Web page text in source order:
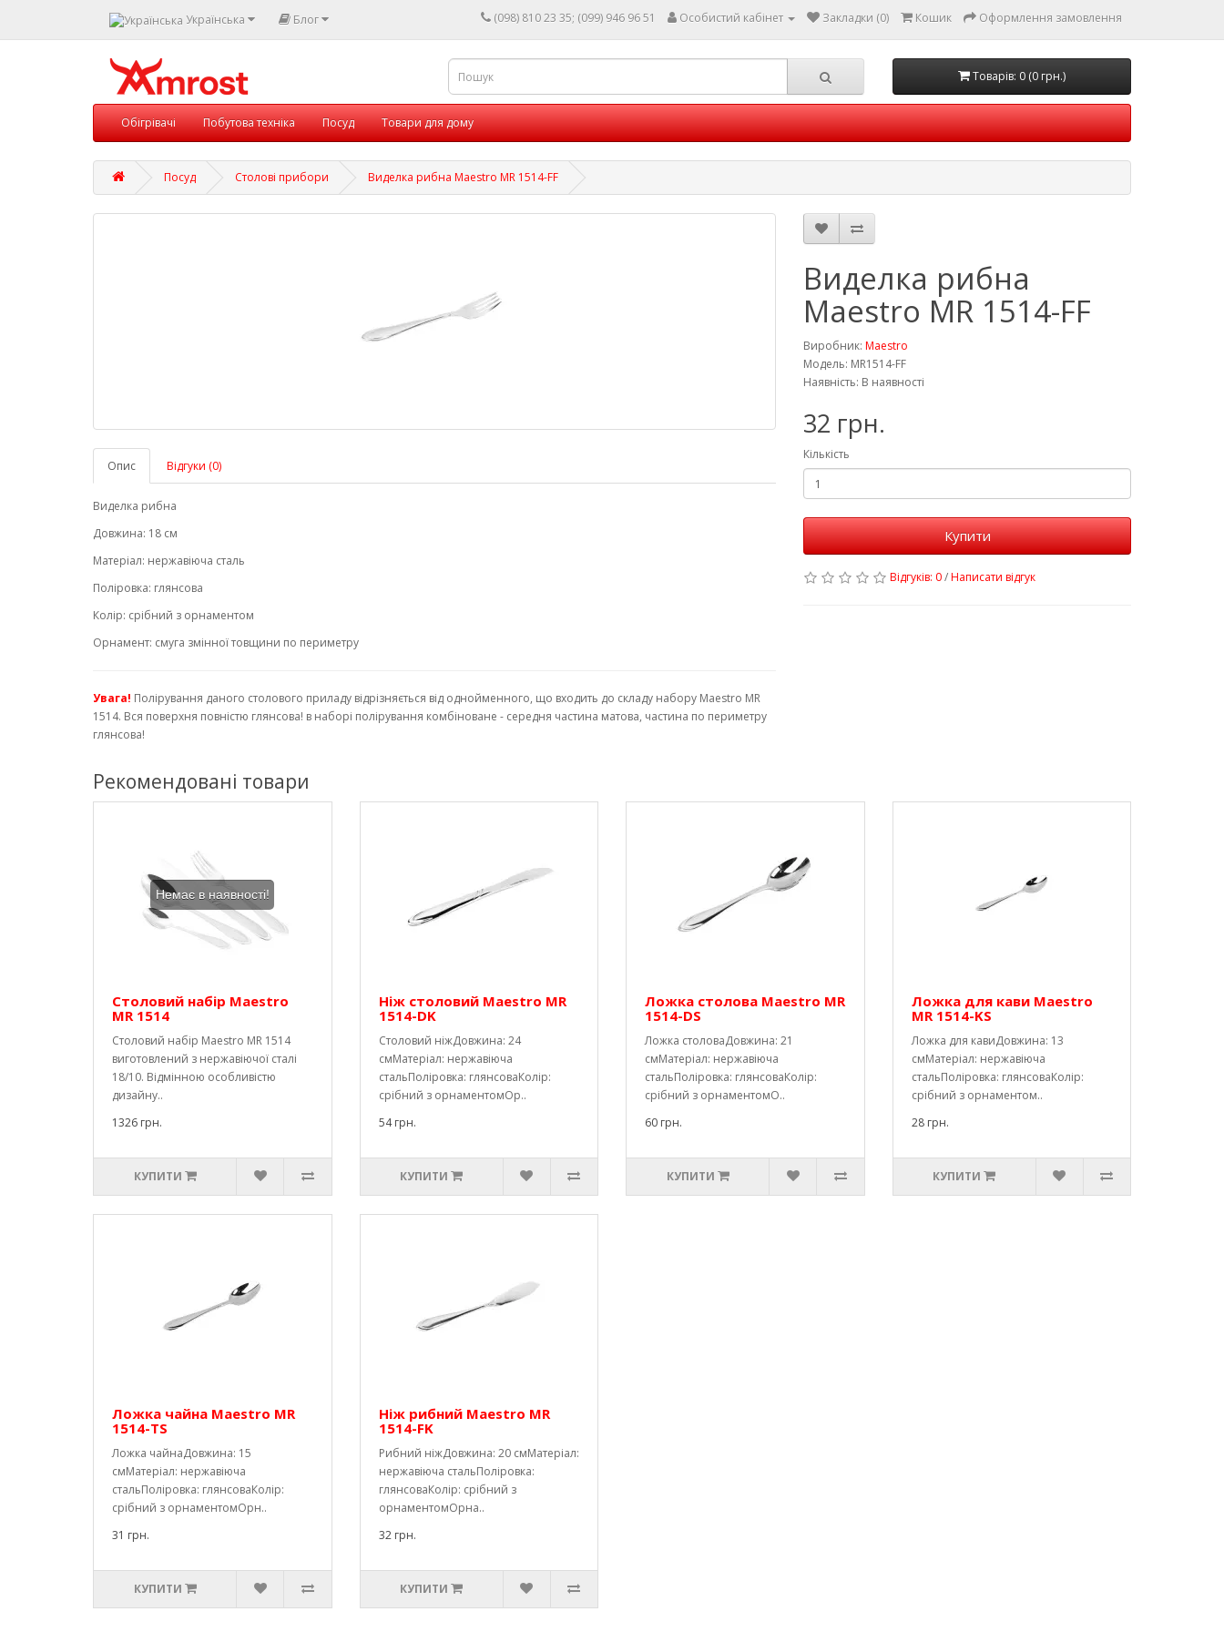
Українська Блог (098) 810 23 35; (099) 946 96 51 Особистий кабінет Закладки (0) Кошик Оформлення замовлення
Товарів: 0 (0 грн.)
Обігрівачі Побутова техніка Посуд Товари для дому
Посуд Столові прибори Виделка рибна Maestro MR 1514-FF
Опис Відгуки (0)
Виделка рибна
Довжина: 18 см
Матеріал: нержавіюча сталь
Поліровка: глянсова
Колір: срібний з орнаментом
Орнамент: смуга змінної товщини по периметру
Увага! Полірування даного столового приладу відрізняється від однойменного, що входить до складу набору Maestro MR
1514. Вся поверхня повністю глянсова! в наборі полірування комбіноване - середня частина матова, частина по периметру
глянсова!
Виделка рибна
Maestro MR 1514-FF
Виробник: Maestro
Модель: MR1514-FF
Наявність: В наявності
32 грн.
Кількість
Купити
Відгуків: 0/Написати відгук
Рекомендовані товари
Немає в наявності!
Столовий набір Maestro
MR 1514
Столовий набір Maestro MR 1514
виготовлений з нержавіючої сталі
18/10. Відмінною особливістю
дизайну..
1326 грн.
КУПИТИ
Ніж столовий Maestro MR
1514-DK
Столовий ніжДовжина: 24
смМатеріал: нержавіюча
стальПоліровка: глянсоваКолір:
срібний з орнаментомОр..
54 грн.
КУПИТИ
Ложка столова Maestro MR
1514-DS
Ложка столоваДовжина: 21
смМатеріал: нержавіюча
стальПоліровка: глянсоваКолір:
срібний з орнаментомО..
60 грн.
КУПИТИ
Ложка для кави Maestro
MR 1514-KS
Ложка для кавиДовжина: 13
смМатеріал: нержавіюча
стальПоліровка: глянсоваКолір:
срібний з орнаментом..
28 грн.
КУПИТИ
Ложка чайна Maestro MR
1514-TS
Ложка чайнаДовжина: 15
смМатеріал: нержавіюча
стальПоліровка: глянсоваКолір:
срібний з орнаментомОрн..
31 грн.
КУПИТИ
Ніж рибний Maestro MR
1514-FK
Рибний ніжДовжина: 20 смМатеріал:
нержавіюча стальПоліровка:
глянсоваКолір: срібний з
орнаментомОрна..
32 грн.
КУПИТИ